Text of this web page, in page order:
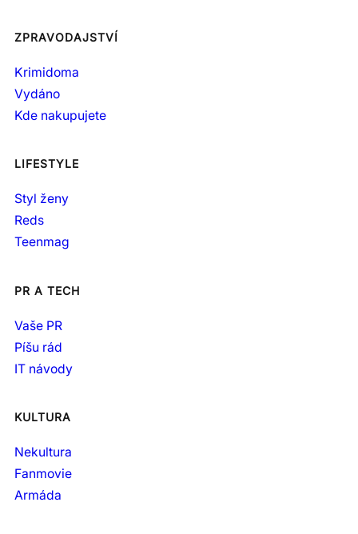
ZPRAVODAJSTVÍ
Krimidoma
Vydáno
Kde nakupujete
LIFESTYLE
Styl ženy
Reds
Teenmag
PR A TECH
Vaše PR
Píšu rád
IT návody
KULTURA
Nekultura
Fanmovie
Armáda